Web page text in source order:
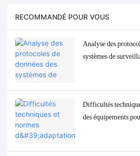
RECOMMANDÉ POUR VOUS
Analyse des
systèmes de
Difficultés
des équipements